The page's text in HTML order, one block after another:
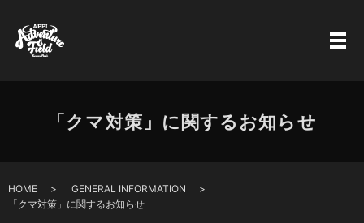
「クマ対策」に関するお知らせ
HOME
GENERAL INFORMATION
「クマ対策」に関するお知らせ